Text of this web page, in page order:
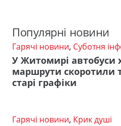
Популярні новини
Гарячі новини, Суботня
У Житомирі автобуси
маршрути скоротили
старі графіки
Гарячі новини, Крик душі